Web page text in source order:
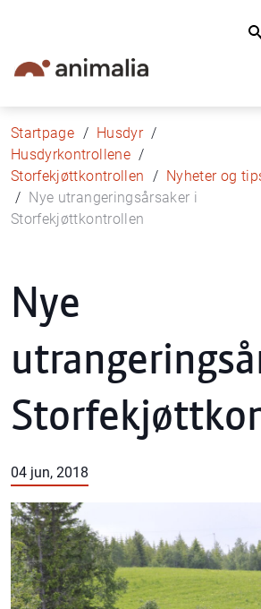
Startpage
Husdyr
Husdyrkontrollene
Storfekjøttkontrollen
Nyheter og
Nye utrangeringsårsaker i
Storfekjøttkontrollen
Nye
04 jun, 2018